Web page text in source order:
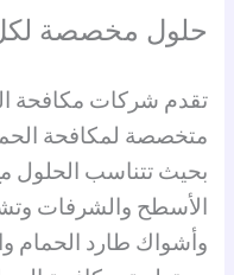
حلول مخصصة
تقدم شركات مكافحة
متخصصة لمكافحة
بحيث تتناسب الحلول
الأسطح والشرفات
وأشواك طارد الحمام